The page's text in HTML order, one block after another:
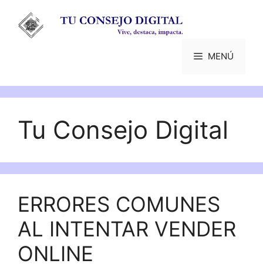
contenido
MENÚ
Tu Consejo Digital
ERRORES COMUNES
AL INTENTAR VENDER
ONLINE